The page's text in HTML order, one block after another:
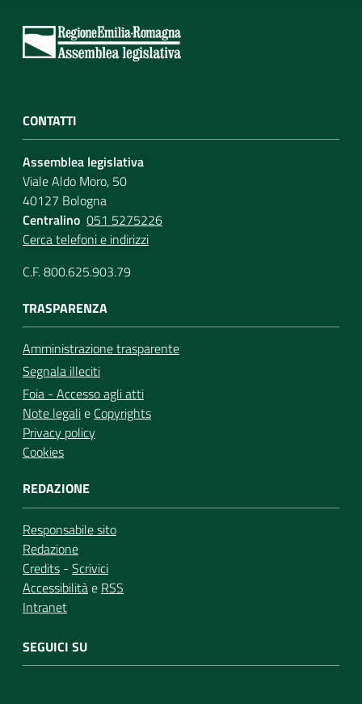
CONTATTI
Assemblea legislativa
Viale Aldo Moro, 50
40127 Bologna
Centralino 051 5275226
Cerca telefoni e indirizzi
C.F. 800.625.903.79
TRASPARENZA
Amministrazione trasparente
Segnala illeciti
Foia - Accesso agli atti
Note legalie Copyrights
Privacy policy
Cookies
REDAZIONE
Responsabile sito
Redazione
Credits - Scrivici
Accessibilitàe RSS
Intranet
SEGUICI SU